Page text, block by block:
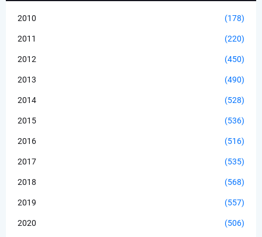
2010 (178)
2011 (220)
2012 (450)
2013 (490)
2014 (528)
2015 (536)
2016 (516)
2017 (535)
2018 (568)
2019 (557)
2020 (506)